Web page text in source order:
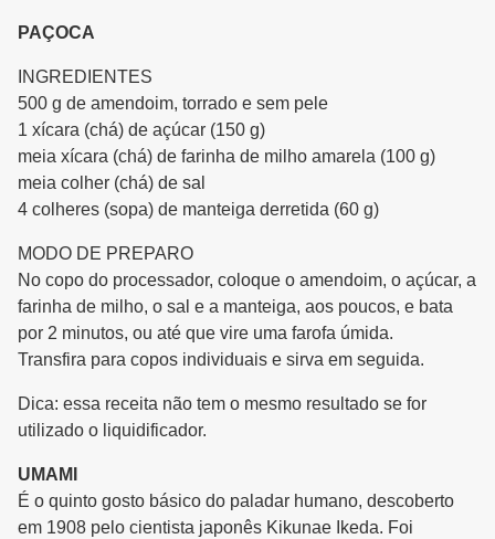
PAÇOCA
INGREDIENTES
500 g de amendoim, torrado e sem pele
1 xícara (chá) de açúcar (150 g)
meia xícara (chá) de farinha de milho amarela (100 g)
meia colher (chá) de sal
4 colheres (sopa) de manteiga derretida (60 g)
MODO DE PREPARO
No copo do processador, coloque o amendoim, o açúcar, a
farinha de milho, o sal e a manteiga, aos poucos, e bata
por 2 minutos, ou até que vire uma farofa úmida.
Transfira para copos individuais e sirva em seguida.
Dica: essa receita não tem o mesmo resultado se for
utilizado o liquidificador.
UMAMI
É o quinto gosto básico do paladar humano, descoberto
em 1908 pelo cientista japonês Kikunae Ikeda. Foi